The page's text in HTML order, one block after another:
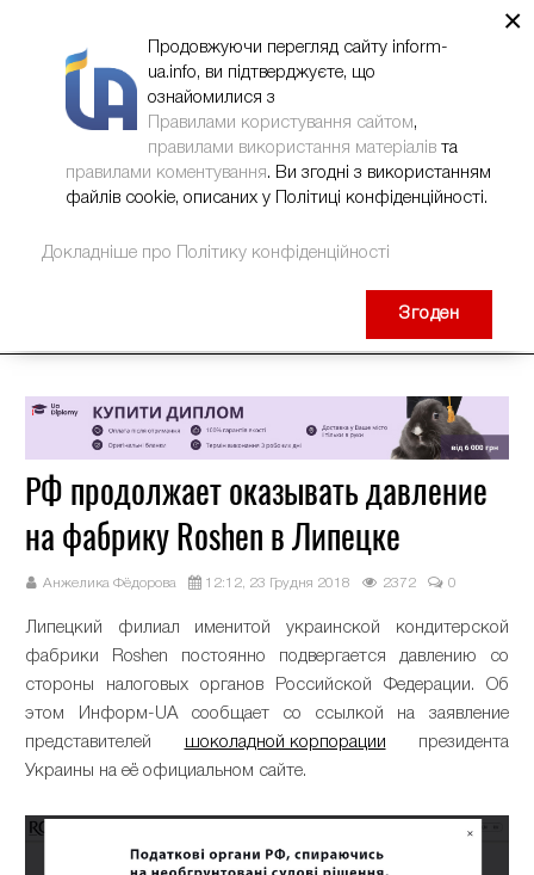
РФ продолжает оказывать давление
на фабрику Roshen в Липецке
Анжелика Фёдорова 12:12, 23 Грудня 2018 2372 0
Липецкий филиал именитой украинской кондитерской
фабрики Roshen постоянно подвергается давлению со
стороны налоговых органов Российской Федерации. Об
этом Информ-UA сообщает со ссылкой на заявление
представителей
шоколадной корпорации президента
Украины на её официальном сайте.
×
Продовжуючи перегляд сайту inform-
ua.info, ви підтверджуєте, що
ознайомилися з
Правилами користування сайтом,
правилами використання матеріалів та
правилами коментування. Ви згодні з використанням
файлів cookie, описаних у Політиці конфіденційності.
Докладніше про Політику конфіденційності
Згоден